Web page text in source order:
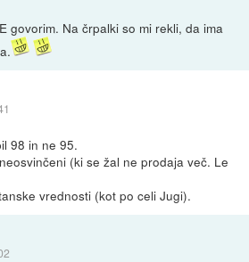
govorim. Na črpalki so mi rekli, da ima
98 in ne 95.
(ki se žal ne prodaja več. Le
vrednosti (kot po celi Jugi).